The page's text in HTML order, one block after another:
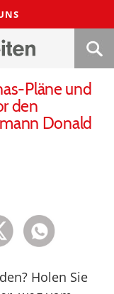
Pläne und
den
Donald
Holen Sie